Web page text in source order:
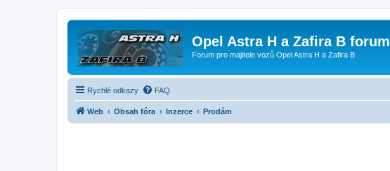
Opel Astra H a Zafira B forum
Forum pro majitele vozů Opel Astra H a Zafira B
Rychlé odkazy FAQ
Web Obsah fóra Inzerce Prodám